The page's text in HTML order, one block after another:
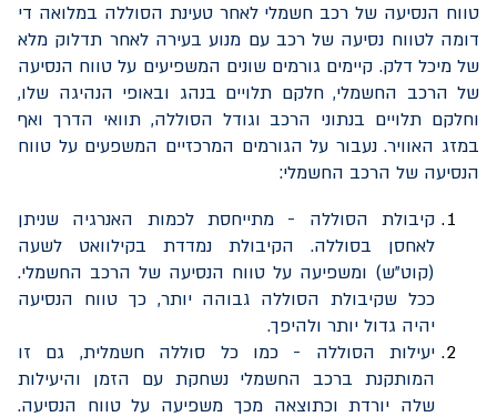
טווח הנסיעה של רכב חשמלי לאחר טעינת הסוללה במלואה די
דומה לטווח נסיעה של רכב עם מנוע בעירה לאחר תדלוק מלא
של מיכל דלק. קיימים גורמים שונים המשפיעים על טווח הנסיעה
של הרכב החשמלי, חלקם תלויים בנהג ובאופי הנהיגה שלו,
וחלקם תלויים בנתוני הרכב וגודל הסוללה, תוואי הדרך ואף
במזג האוויר. נעבור על הגורמים המרכזיים המשפעים על טווח
הנסיעה של הרכב החשמלי:
קיבולת הסוללה - מתייחסת לכמות האנרגיה שניתן
לאחסן בסוללה. הקיבולת נמדדת בקילוואט לשעה
(קוט"ש) ומשפיעה על טווח הנסיעה של הרכב החשמלי.
ככל שקיבולת הסוללה גבוהה יותר, כך טווח הנסיעה
יהיה גדול יותר ולהיפך.
יעילות הסוללה - כמו כל סוללה חשמלית, גם זו
המותקנת ברכב החשמלי נשחקת עם הזמן והיעילות
שלה יורדת וכתוצאה מכך משפיעה על טווח הנסיעה.